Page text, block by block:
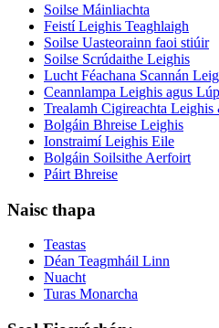
Soilse Máinliachta
Feistí Leighis Teaghlaigh
Soilse Uasteorainn faoi stiúir
Soilse Scrúdaithe Leighis
Lucht Féachana Scannán
Ceannlampa Leighis agus
Trealamh Cigireachta
Bolgáin Bhreise Leighis
Ionstraimí Leighis Eile
Bolgáin Soilsithe Aerfoirt
Páirt Bhreise
Naisc thapa
Teastas
Déan Teagmháil Linn
Nuacht
Turas Monarcha